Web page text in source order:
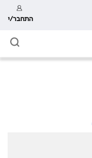
התחבר/י